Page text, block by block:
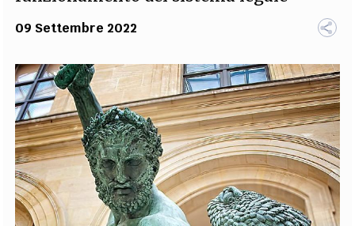
TEAM
FILODIRITTO REDAZIONE COMITATO SCIENTIFICO AUTORI CURATORI
FOTOGRAFI PARTNER COLLABORA CON NOI
EXTRA
CODICI RUBRICHE LIBRI PROCEEDINGS PUBBLICITÀ CONTATTI
09 Settembre 2022